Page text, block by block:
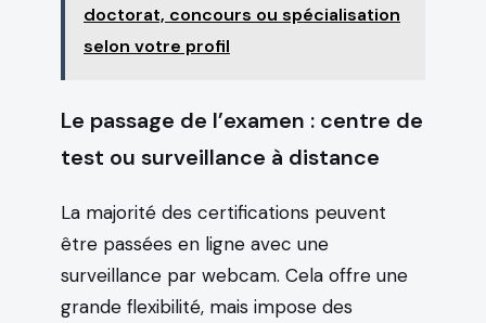
doctorat, concours ou spécialisation
selon votre profil
Le passage de l’examen : centre de
test ou surveillance à distance
La majorité des certifications peuvent
être passées en ligne avec une
surveillance par webcam. Cela offre une
grande flexibilité, mais impose des